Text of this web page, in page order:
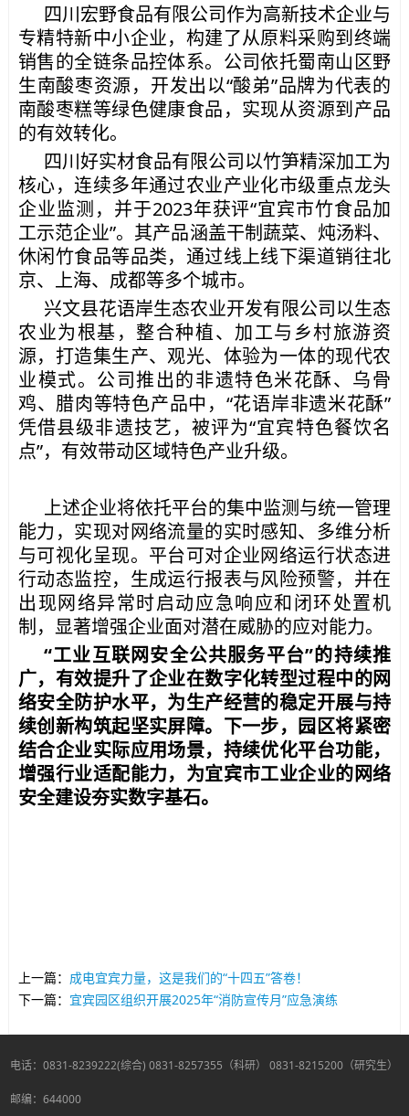
四川宏野食品有限公司作为高新技术企业与
专精特新中小企业，构建了从原料采购到终端
销售的全链条品控体系。公司依托蜀南山区野
生南酸枣资源，开发出以“酸弟”品牌为代表的
南酸枣糕等绿色健康食品，实现从资源到产品
的有效转化。
四川好实材食品有限公司以竹笋精深加工为
核心，连续多年通过农业产业化市级重点龙头
企业监测，并于2023年获评“宜宾市竹食品加
工示范企业”。其产品涵盖干制蔬菜、炖汤料、
休闲竹食品等品类，通过线上线下渠道销往北
京、上海、成都等多个城市。
兴文县花语岸生态农业开发有限公司以生态
农业为根基，整合种植、加工与乡村旅游资
源，打造集生产、观光、体验为一体的现代农
业模式。公司推出的非遗特色米花酥、乌骨
鸡、腊肉等特色产品中，“花语岸非遗米花酥”
凭借县级非遗技艺，被评为“宜宾特色餐饮名
点”，有效带动区域特色产业升级。
上述企业将依托平台的集中监测与统一管理
能力，实现对网络流量的实时感知、多维分析
与可视化呈现。平台可对企业网络运行状态进
行动态监控，生成运行报表与风险预警，并在
出现网络异常时启动应急响应和闭环处置机
制，显著增强企业面对潜在威胁的应对能力。
“工业互联网安全公共服务平台”的持续推
广，有效提升了企业在数字化转型过程中的网
络安全防护水平，为生产经营的稳定开展与持
续创新构筑起坚实屏障。下一步，园区将紧密
结合企业实际应用场景，持续优化平台功能，
增强行业适配能力，为宜宾市工业企业的网络
安全建设夯实数字基石。
上一篇： 成电宜宾力量，这是我们的“十四五”答卷！
下一篇： 宜宾园区组织开展2025年“消防宣传月”应急演练
电话：0831-8239222(综合) 0831-8257355（科研） 0831-8215200（研究生）
邮编：644000